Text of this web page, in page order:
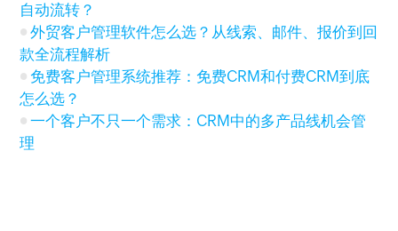
自动流转？
外贸客户管理软件怎么选？从线索、邮件、报价到回
款全流程解析
免费客户管理系统推荐：免费CRM和付费CRM到底
怎么选？
一个客户不只一个需求：CRM中的多产品线机会管
理